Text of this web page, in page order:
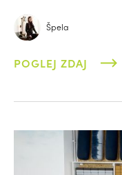
Špela
POGLEJ ZDAJ